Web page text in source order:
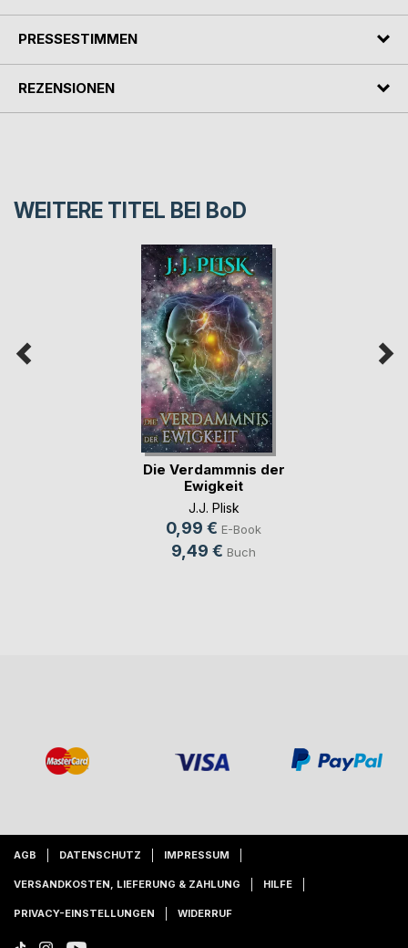
PRESSESTIMMEN
REZENSIONEN
WEITERE TITEL BEI BoD
Die Verdammnis der
Ewigkeit
J.J. Plisk
0,99 € E-Book
9,49 € Buch
AGB DATENSCHUTZ IMPRESSUM
VERSANDKOSTEN, LIEFERUNG & ZAHLUNG HILFE
PRIVACY-EINSTELLUNGEN WIDERRUF